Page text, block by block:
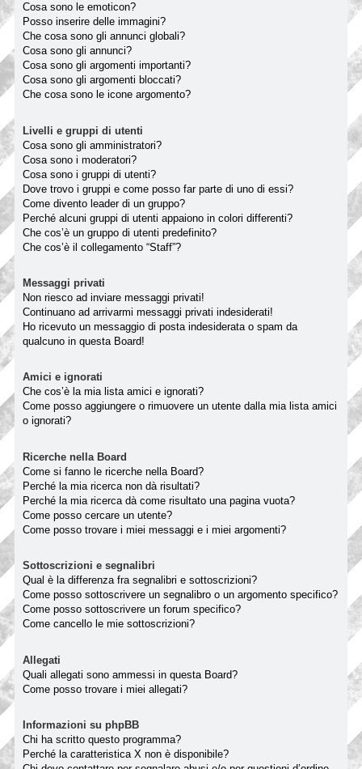
Cosa sono le emoticon?
Posso inserire delle immagini?
Che cosa sono gli annunci globali?
Cosa sono gli annunci?
Cosa sono gli argomenti importanti?
Cosa sono gli argomenti bloccati?
Che cosa sono le icone argomento?
Livelli e gruppi di utenti
Cosa sono gli amministratori?
Cosa sono i moderatori?
Cosa sono i gruppi di utenti?
Dove trovo i gruppi e come posso far parte di uno di essi?
Come divento leader di un gruppo?
Perché alcuni gruppi di utenti appaiono in colori differenti?
Che cos’è un gruppo di utenti predefinito?
Che cos’è il collegamento “Staff”?
Messaggi privati
Non riesco ad inviare messaggi privati!
Continuano ad arrivarmi messaggi privati indesiderati!
Ho ricevuto un messaggio di posta indesiderata o spam da
qualcuno in questa Board!
Amici e ignorati
Che cos’è la mia lista amici e ignorati?
Come posso aggiungere o rimuovere un utente dalla mia lista amici
o ignorati?
Ricerche nella Board
Come si fanno le ricerche nella Board?
Perché la mia ricerca non dà risultati?
Perché la mia ricerca dà come risultato una pagina vuota?
Come posso cercare un utente?
Come posso trovare i miei messaggi e i miei argomenti?
Sottoscrizioni e segnalibri
Qual è la differenza fra segnalibri e sottoscrizioni?
Come posso sottoscrivere un segnalibro o un argomento specifico?
Come posso sottoscrivere un forum specifico?
Come cancello le mie sottoscrizioni?
Allegati
Quali allegati sono ammessi in questa Board?
Come posso trovare i miei allegati?
Informazioni su phpBB
Chi ha scritto questo programma?
Perché la caratteristica X non è disponibile?